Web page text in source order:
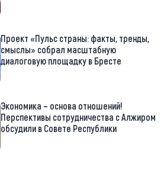
Проект «Пульс страны: факты, тренды,
смыслы» собрал масштабную
диалоговую площадку в Бресте
Экономика – основа отношений!
Перспективы сотрудничества с Алжиром
обсудили в Совете Республики